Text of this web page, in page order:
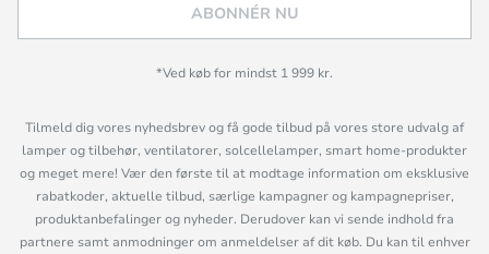
ABONNÉR NU
*Ved køb for mindst 1 999 kr.
Tilmeld dig vores nyhedsbrev og få gode tilbud på vores store udvalg af
lamper og tilbehør, ventilatorer, solcellelamper, smart home-produkter
og meget mere! Vær den første til at modtage information om eksklusive
rabatkoder, aktuelle tilbud, særlige kampagner og kampagnepriser,
produktanbefalinger og nyheder. Derudover kan vi sende indhold fra
partnere samt anmodninger om anmeldelser af dit køb. Du kan til enhver